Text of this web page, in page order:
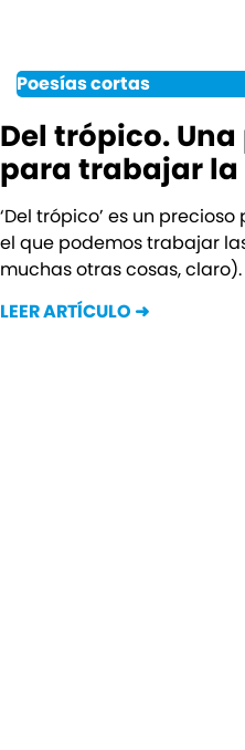
Poesías cortas
Del trópico.
para trabajar
‘Del trópico’ es un
el que podemos trabajar
muchas otras cosas, claro).
LEER ARTÍCULO ➜